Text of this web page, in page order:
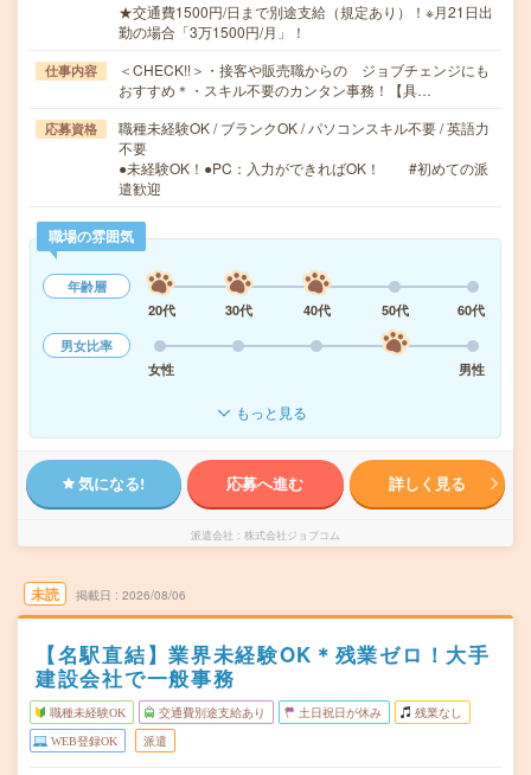
★交通費1500円/日まで別途支給（規定あり）！※月21日出
勤の場合「3万1500円/月」！
仕事内容
＜CHECK!!＞・接客や販売職からの ジョブチェンジにも
おすすめ＊・スキル不要のカンタン事務！【具…
応募資格
職種未経験OK / ブランクOK / パソコンスキル不要 / 英語力
不要
●未経験OK！●PC：入力ができればOK！ #初めての派
遣歓迎
職場の雰囲気
年齢層
20代
30代 40代 50代
60代
男女比率
女性
男性
もっと見る
気になる! 応募へ進む 詳しく見る
派遣会社 株式会社ジョブコム
未読 掲載日 2026/08/06
【名駅直結】業界未経験OK＊残業ゼロ！大手
建設会社で一般事務
職種未経験OK 交通費別途支給あり 土日祝日が休み 残業なし
WEB登録OK 派遣